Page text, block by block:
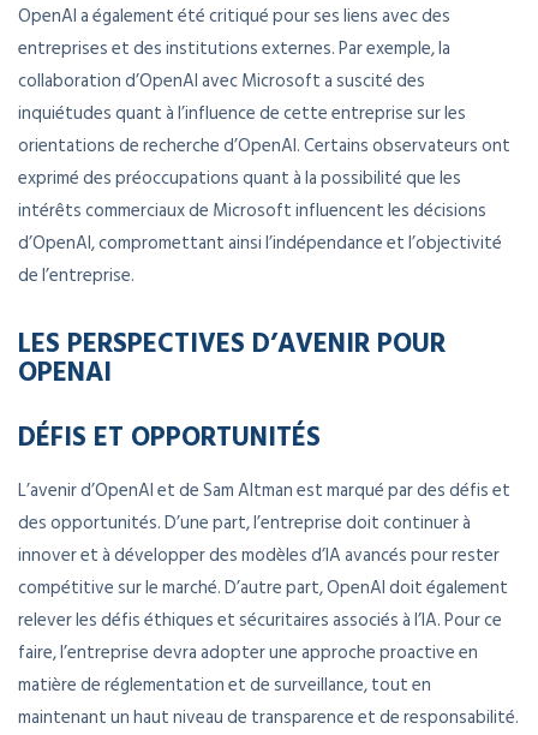
OpenAI a également été critiqué pour ses liens avec des
entreprises et des institutions externes. Par exemple, la
collaboration d’OpenAI avec Microsoft a suscité des
inquiétudes quant à l’influence de cette entreprise sur les
orientations de recherche d’OpenAI. Certains observateurs ont
exprimé des préoccupations quant à la possibilité que les
intérêts commerciaux de Microsoft influencent les décisions
d’OpenAI, compromettant ainsi l’indépendance et l’objectivité
de l’entreprise.
LES PERSPECTIVES D’AVENIR POUR
OPENAI
DÉFIS ET OPPORTUNITÉS
L’avenir d’OpenAI et de Sam Altman est marqué par des défis et
des opportunités. D’une part, l’entreprise doit continuer à
innover et à développer des modèles d’IA avancés pour rester
compétitive sur le marché. D’autre part, OpenAI doit également
relever les défis éthiques et sécuritaires associés à l’IA. Pour ce
faire, l’entreprise devra adopter une approche proactive en
matière de réglementation et de surveillance, tout en
maintenant un haut niveau de transparence et de responsabilité.